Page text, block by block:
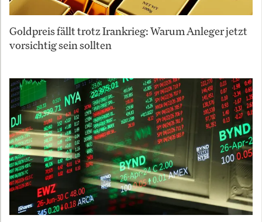
Goldpreis fällt trotz Irankrieg: Warum Anleger jetzt
vorsichtig sein sollten